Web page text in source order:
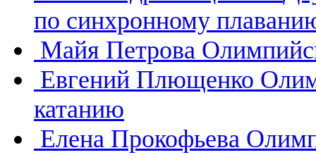
по синхронному
Майя Петрова
Евгений Плющенко
катанию
Елена Прокофьева